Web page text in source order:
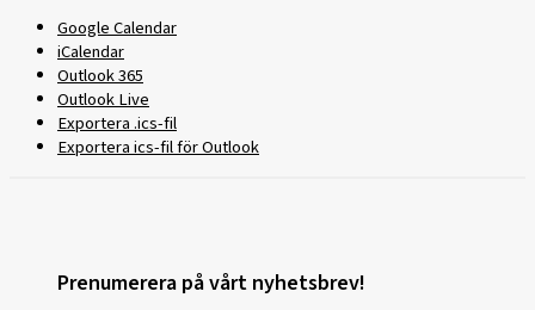
Google Calendar
iCalendar
Outlook 365
Outlook Live
Exportera .ics-fil
Exportera ics-fil för Outlook
Prenumerera på vårt nyhetsbrev!